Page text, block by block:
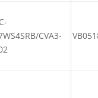
CVA3-